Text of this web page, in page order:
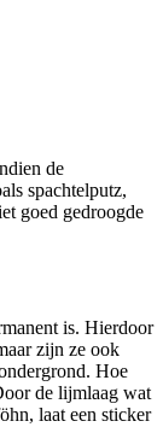
de
spachtelputz,
goed gedroogde
is. Hierdoor
zijn ze ook
Hoe
de lijmlaag wat
laat een sticker